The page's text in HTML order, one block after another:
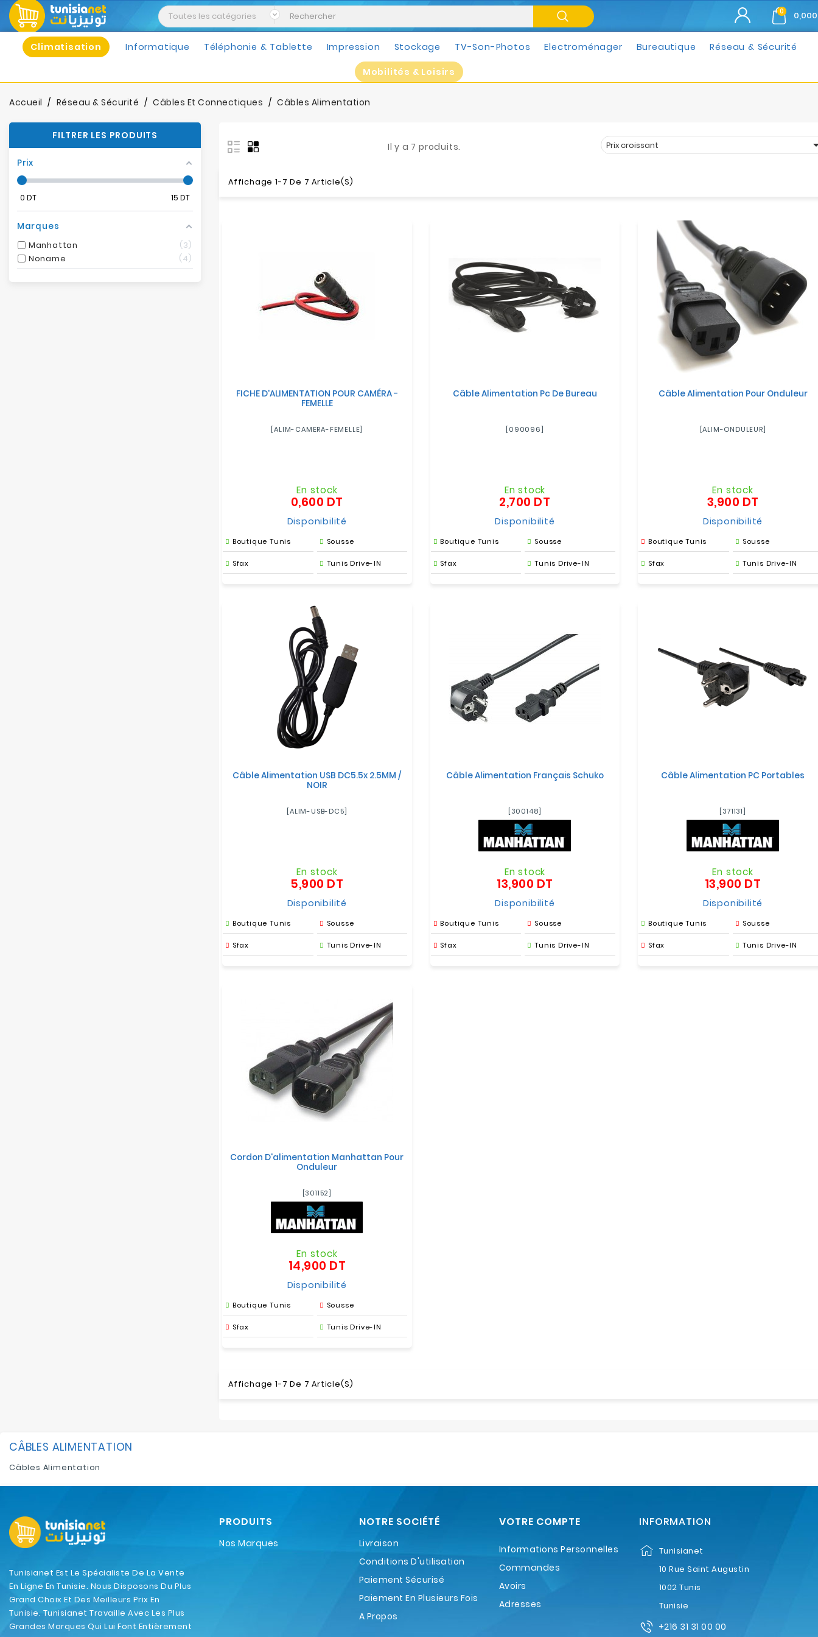
0
Climatisation Informatique Téléphonie & Tablette Impression Stockage TV-Son-Photos Electroménager Bureautique Réseau & Sécurité
Mobilités & Loisirs
Accueil Réseau & Sécurité Câbles Et Connectiques Câbles Alimentation
FILTRER LES PRODUITS
Prix
0 DT 15 DT
Marques
Manhattan
3
Noname
4
Il y a 7 produits. Prix croissant
Affichage 1-7 De 7 Article(s)
FICHE D'ALIMENTATION POUR CAMÉRA -
FEMELLE
[ALIM-CAMERA-FEMELLE]
En stock
0,600 DT
Disponibilité
Boutique Tunis Sousse
Sfax Tunis Drive-IN
Câble Alimentation Pc De Bureau
[090096]
En stock
2,700 DT
Disponibilité
Boutique Tunis Sousse
Sfax Tunis Drive-IN
Câble Alimentation Pour Onduleur
[ALIM-ONDULEUR]
En stock
3,900 DT
Disponibilité
Boutique Tunis Sousse
Sfax Tunis Drive-IN
Câble Alimentation USB DC5.5x 2.5MM /
NOIR
[ALIM-USB-DC5]
En stock
5,900 DT
Disponibilité
Boutique Tunis Sousse
Sfax Tunis Drive-IN
Câble Alimentation Français Schuko
[300148]
En stock
13,900 DT
Disponibilité
Boutique Tunis Sousse
Sfax Tunis Drive-IN
Câble Alimentation PC Portables
[371131]
En stock
13,900 DT
Disponibilité
Boutique Tunis Sousse
Sfax Tunis Drive-IN
Cordon D'alimentation Manhattan Pour
Onduleur
[301152]
En stock
14,900 DT
Disponibilité
Boutique Tunis Sousse
Sfax Tunis Drive-IN
Affichage 1-7 De 7 Article(s)
CÂBLES ALIMENTATION
Câbles Alimentation
Tunisianet Est Le Spécialiste De La Vente
En Ligne En Tunisie. Nous Disposons Du Plus
Grand Choix Et Des Meilleurs Prix En
Tunisie. Tunisianet Travaille Avec Les Plus
Grandes Marques Qui Lui Font Entièrement
PRODUITS
Nos Marques
NOTRE SOCIÉTÉ
Livraison
Conditions D'utilisation
Paiement Sécurisé
Paiement En Plusieurs Fois
A Propos
VOTRE COMPTE
Informations Personnelles
Commandes
Avoirs
Adresses
INFORMATION
Tunisianet
10 Rue Saint Augustin
1002 Tunis
Tunisie
+216 31 31 00 00